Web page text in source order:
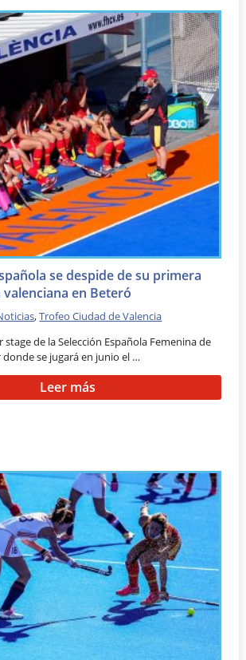
se despide de su primera
en Beteró
,Trofeo Ciudad de Valencia
de la Selección Española Femenina de
donde se jugará en junio el …
Leer más